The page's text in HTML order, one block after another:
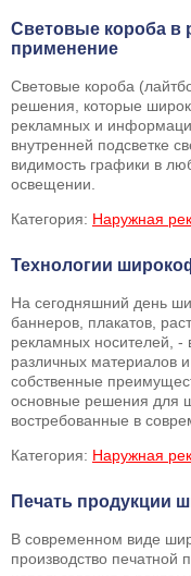
Световые короба в
применение
Световые короба
решения, которые
рекламных и
внутренней подсветке
видимость графики в
освещении.
Категория: Наружная
Технологии
На сегодняшний день
баннеров, плакатов,
рекламных носителей, -
различных материалов
собственные
основные решения для
востребованные в
Категория: Наружная
Печать продукции
В современном виде
производство печатной